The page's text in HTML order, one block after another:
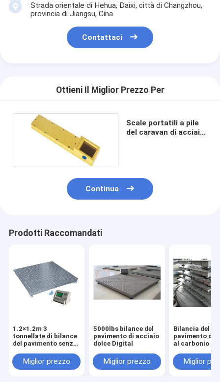
Strada orientale di Hehua, Daixi, città di Changzhou,
provincia di Jiangsu, Cina
Contattaci
Ottieni Il Miglior Prezzo Per
Scale portatili a pile
del caravan di acciaio
Continua
Prodotti Raccomandati
1.2×1.2m 3
tonnellate di bilance
del pavimento senza
Miglior prezzo
5000lbs bilance del
pavimento di acciaio
dolce Digital
Miglior prezzo
Bilancia del
pavimento di
al carbonio
Miglior